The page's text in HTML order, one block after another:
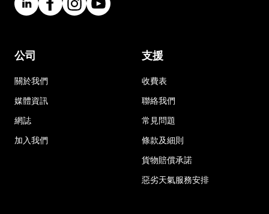
公司
關於我們
媒體資訊
網誌
加入我們
支援
收費表
聯絡我們
常見問題
條款及細則
貨物賠償承諾
惡劣天氣服務安排